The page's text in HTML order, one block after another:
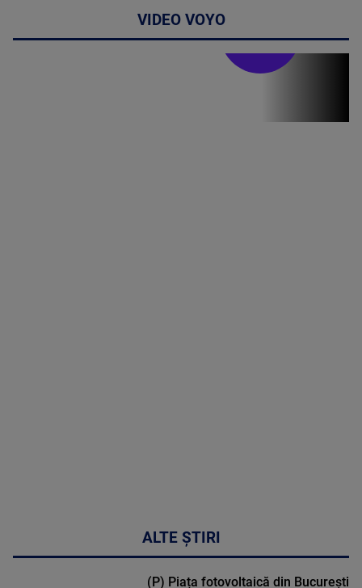
VIDEO VOYO
ALTE ȘTIRI
(P) Piața fotovoltaică din București